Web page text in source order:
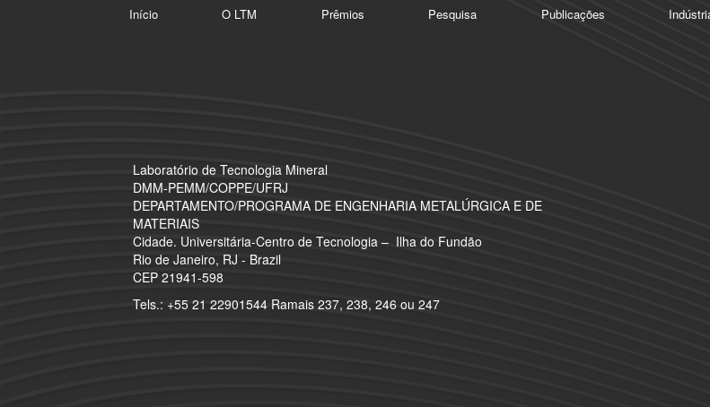
Início O LTM Prêmios Pesquisa Publicações
Laboratório de Tecnologia Mineral
​DMM-PEMM/COPPE/UFRJ
DEPARTAMENTO/PROGRAMA DE ENGENHARIA METALÚRGICA E DE
MATERIAIS
Cidade. Universitária-Centro de Tecnologia – Ilha do Fundão
Rio de Janeiro, RJ - Brazil
CEP 21941-598
Tels.: +55 21 22901544 Ramais 237, 238, 246 ou 247